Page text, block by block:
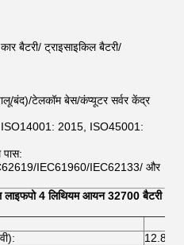
बैटरी/ ट्राइसाइकिल बैटरी/
बंद)/टेलकॉम बेस/कंप्यूटर सर्वर केंद्र
ISO14001: 2015, ISO45001:
IEC61960/IEC62133/ और
लाइफपो 4 लिथियम आयन 32700 बैटरी
12.8V